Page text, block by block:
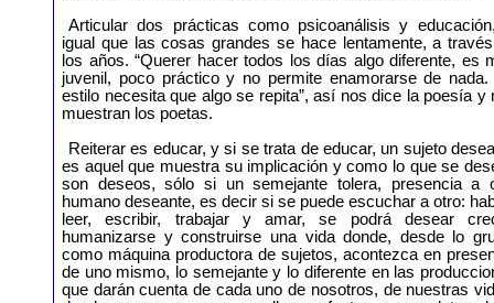
Articular dos prácticas como psicoanálisis y
igual que las cosas grandes se hace lentamente, a
los años. “Querer hacer todos los días algo diferente, es
juvenil, poco práctico y no permite enamorarse de nada.
estilo necesita que algo se repita”, así nos dice la poesía y
muestran los poetas.
Reiterar es educar, y si se trata de educar, un sujeto
es aquel que muestra su implicación y como lo que se
son deseos, sólo si un semejante tolera, presencia a
humano deseante, es decir si se puede escuchar a otro:
leer, escribir, trabajar y amar, se podrá desear
humanizarse y construirse una vida donde, desde lo
como máquina productora de sujetos, acontezca en
de uno mismo, lo semejante y lo diferente en las
que darán cuenta de cada uno de nosotros, de nuestras